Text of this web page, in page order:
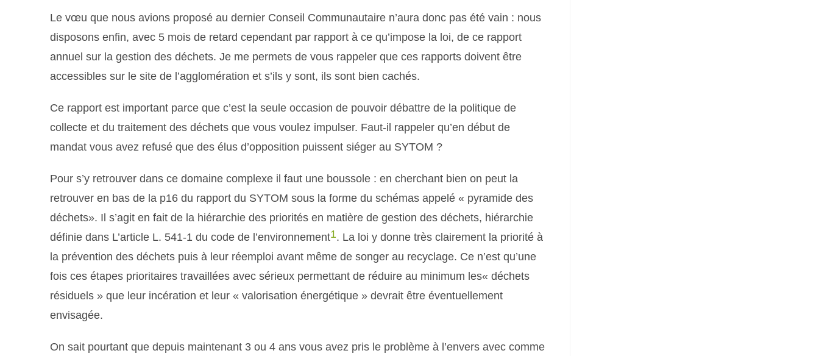
Le vœu que nous avions proposé au dernier Conseil Communautaire n’aura donc pas été vain : nous
disposons enfin, avec 5 mois de retard cependant par rapport à ce qu’impose la loi, de ce rapport
annuel sur la gestion des déchets. Je me permets de vous rappeler que ces rapports doivent être
accessibles sur le site de l’agglomération et s’ils y sont, ils sont bien cachés.
Ce rapport est important parce que c’est la seule occasion de pouvoir débattre de la politique de
collecte et du traitement des déchets que vous voulez impulser. Faut-il rappeler qu’en début de
mandat vous avez refusé que des élus d’opposition puissent siéger au SYTOM ?
Pour s’y retrouver dans ce domaine complexe il faut une boussole : en cherchant bien on peut la
retrouver en bas de la p16 du rapport du SYTOM sous la forme du schémas appelé « pyramide des
déchets». Il s’agit en fait de la hiérarchie des priorités en matière de gestion des déchets, hiérarchie
définie dans L’article L. 541-1 du code de l’environnement1. La loi y donne très clairement la priorité à
la prévention des déchets puis à leur réemploi avant même de songer au recyclage. Ce n’est qu’une
fois ces étapes prioritaires travaillées avec sérieux permettant de réduire au minimum les« déchets
résiduels » que leur incération et leur « valorisation énergétique » devrait être éventuellement
envisagée.
On sait pourtant que depuis maintenant 3 ou 4 ans vous avez pris le problème à l’envers avec comme